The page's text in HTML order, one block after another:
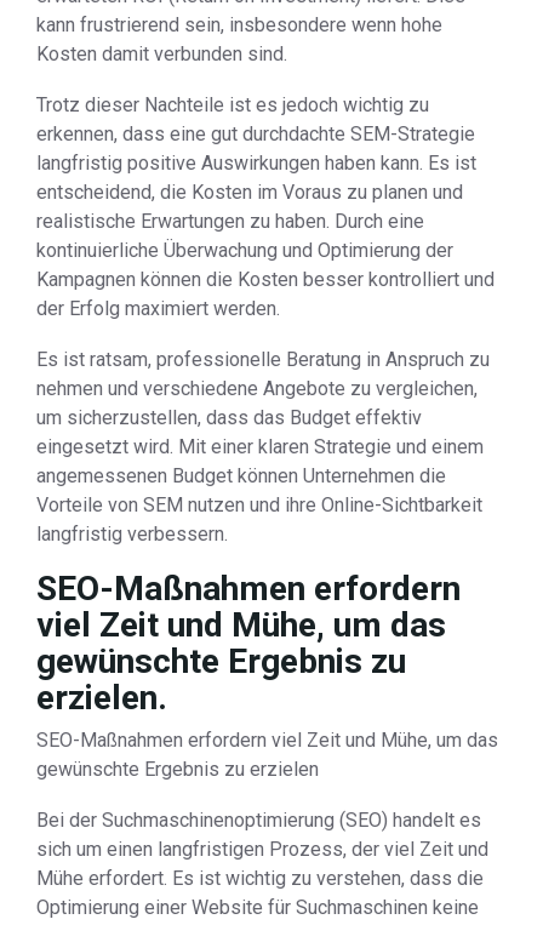
kann frustrierend sein, insbesondere wenn hohe
Kosten damit verbunden sind.
Trotz dieser Nachteile ist es jedoch wichtig zu
erkennen, dass eine gut durchdachte SEM-Strategie
langfristig positive Auswirkungen haben kann. Es ist
entscheidend, die Kosten im Voraus zu planen und
realistische Erwartungen zu haben. Durch eine
kontinuierliche Überwachung und Optimierung der
Kampagnen können die Kosten besser kontrolliert und
der Erfolg maximiert werden.
Es ist ratsam, professionelle Beratung in Anspruch zu
nehmen und verschiedene Angebote zu vergleichen,
um sicherzustellen, dass das Budget effektiv
eingesetzt wird. Mit einer klaren Strategie und einem
angemessenen Budget können Unternehmen die
Vorteile von SEM nutzen und ihre Online-Sichtbarkeit
langfristig verbessern.
SEO-Maßnahmen erfordern
viel Zeit und Mühe, um das
gewünschte Ergebnis zu
erzielen.
SEO-Maßnahmen erfordern viel Zeit und Mühe, um das
gewünschte Ergebnis zu erzielen
Bei der Suchmaschinenoptimierung (SEO) handelt es
sich um einen langfristigen Prozess, der viel Zeit und
Mühe erfordert. Es ist wichtig zu verstehen, dass die
Optimierung einer Website für Suchmaschinen keine